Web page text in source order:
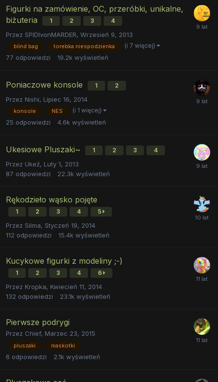
Figurki na zamówienie, OC, przeróbki, unikalne,
biżuteria
1 2 3 4
Przez SPIDIvonMARDER, Wrzesień 9, 2013
blind bag torebka niespodzienka (i 7 więcej)
77 odpowiedzi 19.2k wyświetleń
Poniaczowe konsole 1 2
Przez Nishi, Lipiec 16, 2014
konsole NES (i 1 więcej)
25 odpowiedzi 4.6k wyświetleń
Ukesiowe Pluszaki~ 1 2 3 4
Przez Ukeź, Luty 1, 2013
87 odpowiedzi 22.3k wyświetleń
Rękodzieło wąsko pojęte
1 2 3 4 5
Przez Silma, Styczeń 19, 2014
112 odpowiedzi 15.4k wyświetleń
Kucykowe figurki z modeliny ;-)
1 2 3 4 6
Przez Kropka, Kwiecień 11, 2014
132 odpowiedzi 23.1k wyświetleń
Pierwsze podrygi
Przez Chief, Marzec 23, 2015
pluszaki maskotki
6 odpowiedzi 2.1k wyświetleń